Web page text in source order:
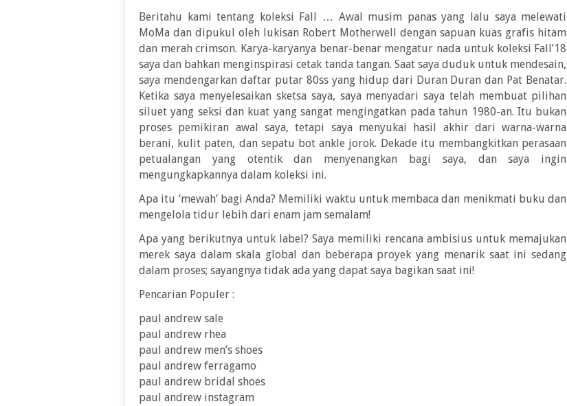
Beritahu kami tentang koleksi Fall … Awal musim panas yang lalu saya melewati
MoMa dan dipukul oleh lukisan Robert Motherwell dengan sapuan kuas grafis hitam
dan merah crimson. Karya-karyanya benar-benar mengatur nada untuk koleksi Fall’18
saya dan bahkan menginspirasi cetak tanda tangan. Saat saya duduk untuk mendesain,
saya mendengarkan daftar putar 80ss yang hidup dari Duran Duran dan Pat Benatar.
Ketika saya menyelesaikan sketsa saya, saya menyadari saya telah membuat pilihan
siluet yang seksi dan kuat yang sangat mengingatkan pada tahun 1980-an. Itu bukan
proses pemikiran awal saya, tetapi saya menyukai hasil akhir dari warna-warna
berani, kulit paten, dan sepatu bot ankle jorok. Dekade itu membangkitkan perasaan
petualangan yang otentik dan menyenangkan bagi saya, dan saya ingin
mengungkapkannya dalam koleksi ini.
Apa itu ‘mewah’ bagi Anda? Memiliki waktu untuk membaca dan menikmati buku dan
mengelola tidur lebih dari enam jam semalam!
Apa yang berikutnya untuk label? Saya memiliki rencana ambisius untuk memajukan
merek saya dalam skala global dan beberapa proyek yang menarik saat ini sedang
dalam proses; sayangnya tidak ada yang dapat saya bagikan saat ini!
Pencarian Populer :
paul andrew sale
paul andrew rhea
paul andrew men’s shoes
paul andrew ferragamo
paul andrew bridal shoes
paul andrew instagram